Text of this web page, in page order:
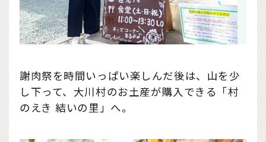
謝肉祭を時間いっぱい楽しんだ後は、山を少
し下って、大川村のお土産が購入できる「村
のえき 結いの里」へ。